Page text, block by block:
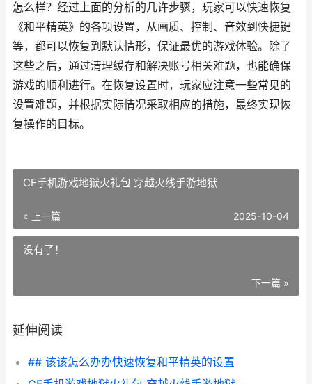
怎么样？经过上面的分析的几许步骤，玩家可以快速恢复
《和平精英》的各项设置，从画质、控制、音效到快捷键
等，都可以恢复到默认情形，保证最优的游戏体验。除了
这些之后，通过清理缓存和解决账号相关难题，也能确保
游戏的顺利进行。在恢复设置时，玩家应注意一些常见的
设置难题，并根据实际情况采取相应的措施，最终实现恢
复操作的目标。
CF手机游戏地狱火礼包 穿越火线手游地狱
« 上一篇 2025-10-04
没有了！
下一篇 »
延伸阅读
## 该该怎么办办快速恢复和平精英的设置